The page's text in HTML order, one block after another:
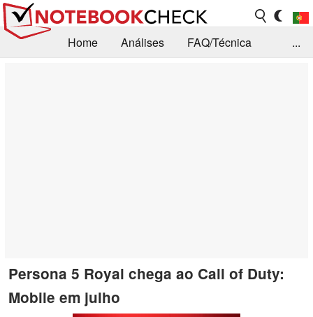
Home Análises
FAQ/Técnica
...
Persona 5 Royal chega ao Call of Duty:
Mobile em julho